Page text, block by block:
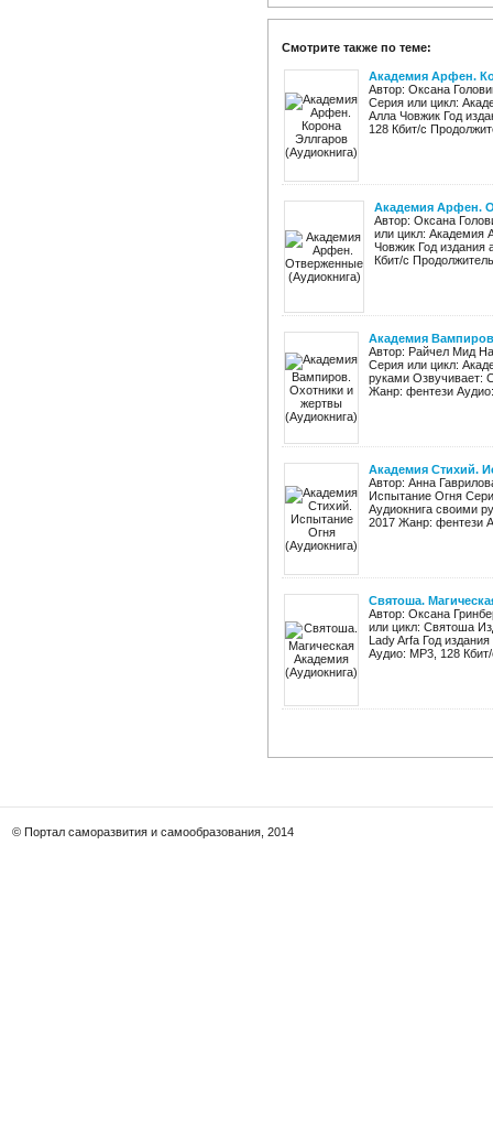
Смотрите также по теме:
Академия Арфен.
Автор: Оксана
Серия или цикл:
Алла Човжик Год
128 Кбит/с
Академия Арфен.
Автор: Оксана
или цикл: Академия
Човжик Год издания
Кбит/с
Академия
Автор: Райчел Мид
Серия или цикл:
руками Озвучивает:
Жанр: фентези
Академия Стихий.
Автор: Анна
Испытание Огня
Аудиокнига своими
2017 Жанр: фентези
Святоша.
Автор: Оксана
или цикл: Святоша
Lady Arfa Год
Аудио: MP3, 128
© Портал саморазвития и самообразования, 2014